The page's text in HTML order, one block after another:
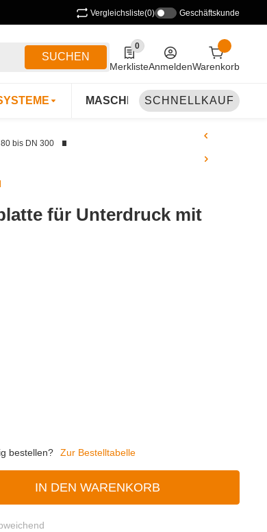
Vergleichsliste(0) Geschäftskunde
SUCHEN
0
0 Produkte in der Liste
MerklisteAnmeldenWarenkorb
MASCHINEN & ZUBEHÖR
SCHNELLKAUF
bis DN 300
für Unterdruck mit
bestellen?
Zur Bestelltabelle
IN DEN WARENKORB